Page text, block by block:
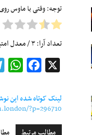
توجه: وقتی با ماوس
تعداد آرا:۳/ معدل
Facebook
لینک کوتاه شده این
?p=296710